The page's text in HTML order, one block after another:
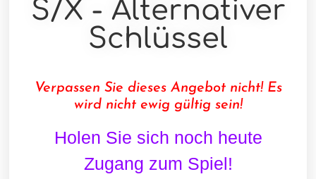
S/X - Alternativer
Schlüssel
Verpassen Sie dieses Angebot nicht! Es
wird nicht ewig gültig sein!
Holen Sie sich noch heute
Zugang zum Spiel!